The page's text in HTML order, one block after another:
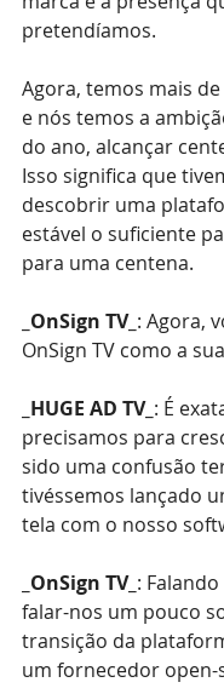
pretendíamos.
Agora, temos mais
e nós temos a
do ano, alcançar
Isso significa que
descobrir uma
estável o suficiente
para uma centena.
_OnSign TV_ : Agora,
OnSign TV como a
_HUGE AD TV_ : É
precisamos para
sido uma confusão
tivéssemos lançado
tela com o nosso
_OnSign TV_ :
falar-nos um pouco
transição da
um fornecedor open-